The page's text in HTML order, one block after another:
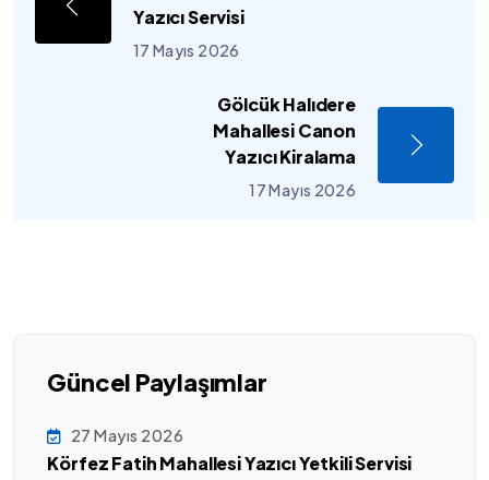
Yazıcı Servisi
17 Mayıs 2026
Gölcük Halıdere
Mahallesi Canon
Yazıcı Kiralama
17 Mayıs 2026
Güncel Paylaşımlar
27 Mayıs 2026
Körfez Fatih Mahallesi Yazıcı Yetkili Servisi